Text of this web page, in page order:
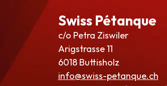
Swiss Pétanque
c/o Petra Ziswiler
Arigstrasse 11
6018 Buttisholz
info@swiss-petanque.ch